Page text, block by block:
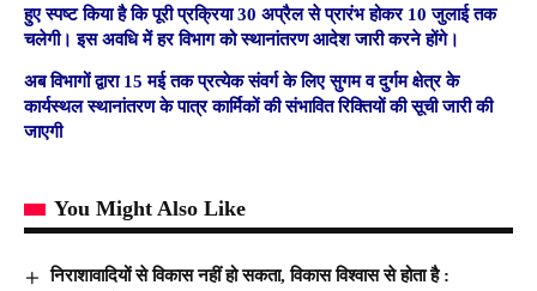
हुए स्पष्ट किया है कि पूरी प्रक्रिया 30 अप्रैल से प्रारंभ होकर 10 जुलाई तक
चलेगी। इस अवधि में हर विभाग को स्थानांतरण आदेश जारी करने होंगे।
अब विभागों द्वारा 15 मई तक प्रत्येक संवर्ग के लिए सुगम व दुर्गम क्षेत्र के
कार्यस्थल स्थानांतरण के पात्र कार्मिकों की संभावित रिक्तियों की सूची जारी की
जाएगी
You Might Also Like
निराशावादियों से विकास नहीं हो सकता, विकास विश्वास से होता है :